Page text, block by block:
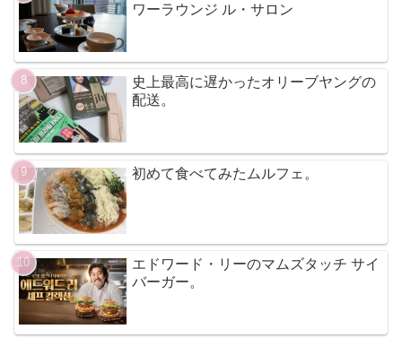
ワーラウンジ ル・サロン
史上最高に遅かったオリーブヤングの
配送。
初めて食べてみたムルフェ。
エドワード・リーのマムズタッチ サイ
バーガー。